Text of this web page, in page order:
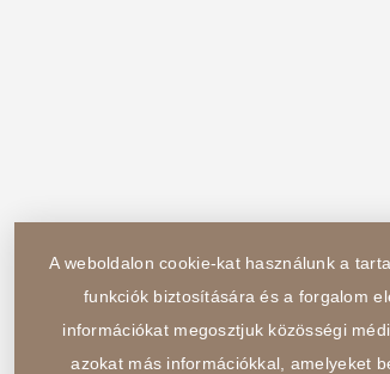
A weboldalon cookie-kat használunk a
funkciók biztosítására és a forgalom
információkat megosztjuk közösségi
azokat más információkkal, amelyeket